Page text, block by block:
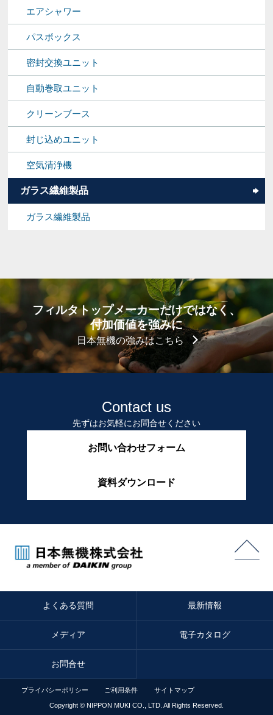
エアシャワー
パスボックス
密封交換ユニット
自動巻取ユニット
クリーンブース
封じ込めユニット
空気清浄機
ガラス繊維製品
ガラス繊維製品
フィルタトップメーカーだけではなく、
付加価値を強みに
日本無機の強みはこちら
Contact us
先ずはお気軽にお問合せください
お問い合わせフォーム
資料ダウンロード
よくある質問 最新情報
メディア 電子カタログ
お問合せ
プライバシーポリシー ご利用条件 サイトマップ
Copyright © NIPPON MUKI CO., LTD. All Rights Reserved.